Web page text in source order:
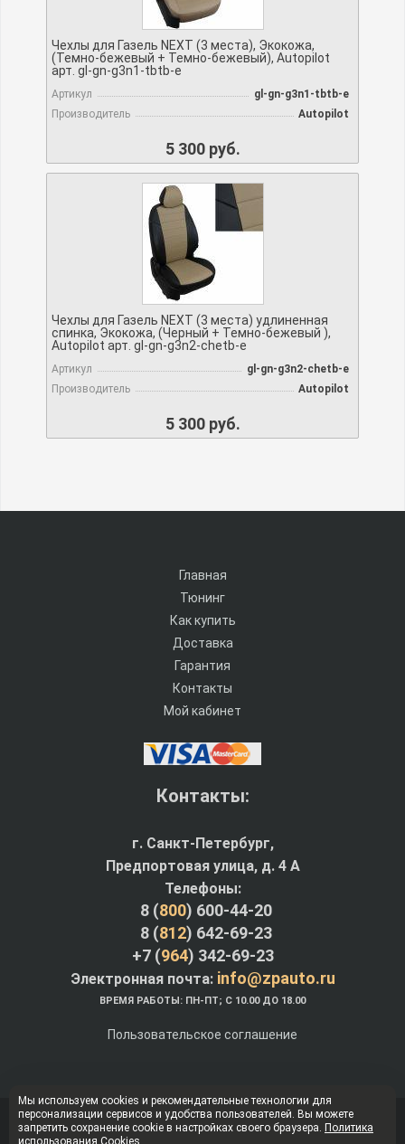
Чехлы для Газель NEXT (3 места), Экокожа,
(Темно-бежевый + Темно-бежевый), Autopilot
арт. gl-gn-g3n1-tbtb-e
Артикул
gl-gn-g3n1-tbtb-e
Производитель
Autopilot
5 300 руб.
Чехлы для Газель NEXT (3 места) удлиненная
спинка, Экокожа, (Черный + Темно-бежевый ),
Autopilot арт. gl-gn-g3n2-chetb-e
Артикул
gl-gn-g3n2-chetb-e
Производитель
Autopilot
5 300 руб.
Главная
Тюнинг
Как купить
Доставка
Гарантия
Контакты
Мой кабинет
Контакты:
г. Санкт-Петербург,
Предпортовая улица, д. 4 A
Телефоны:
8 (800) 600-44-20
8 (812) 642-69-23
+7 (964) 342-69-23
Электронная почта: info@zpauto.ru
ВРЕМЯ РАБОТЫ: ПН-ПТ; С 10.00 ДО 18.00
Пользовательское соглашение
© Интернет-магазин ZPauto.ru 2012-2026
Мы используем cookies и рекомендательные технологии для
персонализации сервисов и удобства пользователей. Вы можете
запретить сохранение cookie в настройках своего браузера. Политика
использования Cookies